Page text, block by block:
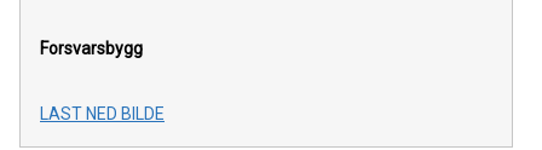
Forsvarsbygg
LAST NED BILDE